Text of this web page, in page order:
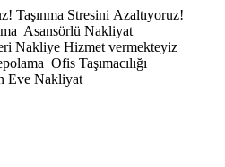
Taşınma Stresini Azaltıyoruz!
Asansörlü Nakliyat
Nakliye Hizmet vermekteyiz
Ofis Taşımacılığı
Eve Nakliyat